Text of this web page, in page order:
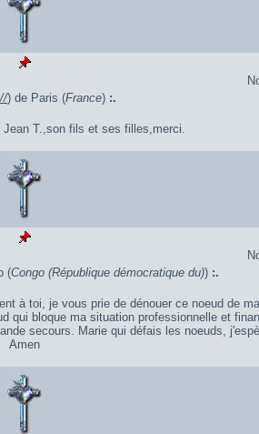
) de Paris (France) :.
Jean T.,son fils et ses filles,merci.
(Congo (République démocratique du)) :.
à toi, je vous prie de dénouer ce noeud de
qui bloque ma situation professionnelle et
secours. Marie qui défais les noeuds,
Amen